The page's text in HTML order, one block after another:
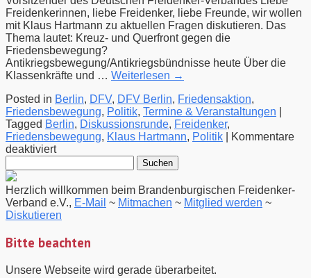
Freidenkerinnen, liebe Freidenker, liebe Freunde, wir wollen
mit Klaus Hartmann zu aktuellen Fragen diskutieren. Das
Thema lautet: Kreuz- und Querfront gegen die
Friedensbewegung?
Antikriegsbewegung/Antikriegsbündnisse heute Über die
Klassenkräfte und … Weiterlesen →
Posted in Berlin, DFV, DFV Berlin, Friedensaktion,
Friedensbewegung, Politik, Termine & Veranstaltungen
Tagged Berlin, Diskussionsrunde, Freidenker,
Friedensbewegung, Klaus Hartmann, Politik
Kommentare
deaktiviertfür
Berlin]
13.1.2015
–
Diskussionsrunde
mit
Klaus
Hartmann
nach:
Herzlich willkommen beim Brandenburgischen Freidenker-
Verband e.V., E-Mail ~ Mitmachen ~ Mitglied werden ~
Diskutieren
Bitte beachten
Unsere Webseite wird gerade überarbeitet.